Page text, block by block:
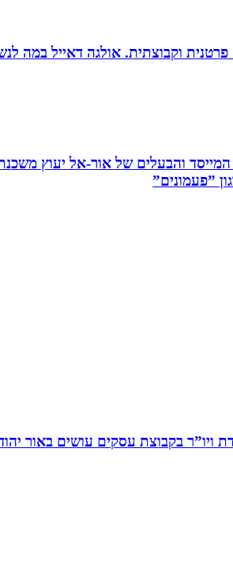
וקבוצתית. אולגה דאייל במה
והבעלים של אור-אל יעוץ
”פעמונים”
בקבוצת עסקים עושים באור